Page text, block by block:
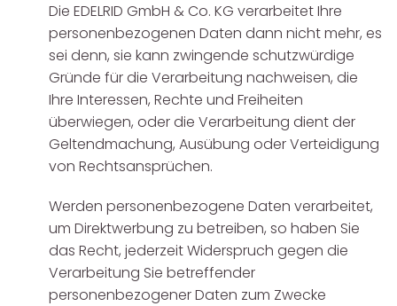
Die EDELRID GmbH & Co. KG verarbeitet Ihre
personenbezogenen Daten dann nicht mehr, es
sei denn, sie kann zwingende schutzwürdige
Gründe für die Verarbeitung nachweisen, die
Ihre Interessen, Rechte und Freiheiten
überwiegen, oder die Verarbeitung dient der
Geltendmachung, Ausübung oder Verteidigung
von Rechtsansprüchen.
Werden personenbezogene Daten verarbeitet,
um Direktwerbung zu betreiben, so haben Sie
das Recht, jederzeit Widerspruch gegen die
Verarbeitung Sie betreffender
personenbezogener Daten zum Zwecke